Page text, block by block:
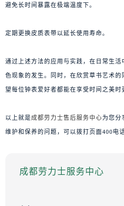
避免长时间暴露在极端温度下。
定期更换皮质表带以延长使用寿命。
通过上述方法的应用与实践，在日常生
色现象的发生。同时，在欣赏草书艺术
望每位钟表爱好者都能在享受时间之美时
以上就是成都劳力士售后服务中心为您分
维护和保养的问题，可以拨打页面400电
成都劳力士服务中心